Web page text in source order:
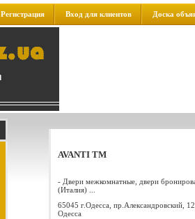
Регистрация Вход для клиентов Доска
AVANTI ТМ
- Двери межкомнатные, двери
(Италия) ...
65045 г.Одесса, пр.Александровский, 12
Одесса